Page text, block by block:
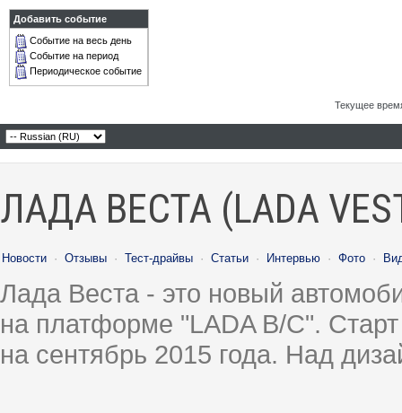
Добавить событие
Событие на весь день
Событие на период
Периодическое событие
Текущее
ЛАДА ВЕСТА (LADA
Новости · Отзывы · Тест-драйвы · Статьи · Интервью · Фото ·
Лада Веста - это новый
на платформе "LADA B/C".
на сентябрь 2015 года. Над